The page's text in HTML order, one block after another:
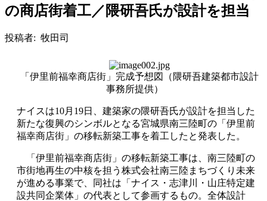
の商店街着工／隈研吾氏が設計を担当
投稿者: 牧田司
「伊里前福幸商店街」完成予想図（隈研吾建築都市設計
事務所提供）
ナイスは10月19日、建築家の隈研吾氏が設計を担当した
新たな復興のシンボルとなる宮城県南三陸町の「伊里前
福幸商店街」の移転新築工事を着工したと発表した。
「伊里前福幸商店街」の移転新築工事は、南三陸町の
市街地再生の中核を担う株式会社南三陸まちづくり未来
が進める事業で、同社は「ナイス・志津川・山庄特定建
設共同企業体」の代表として参画するもの。全体設計